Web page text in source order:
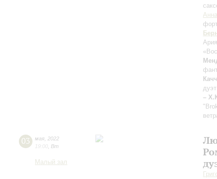
–
03 мая 2022
19:00 Вт
Малый зал